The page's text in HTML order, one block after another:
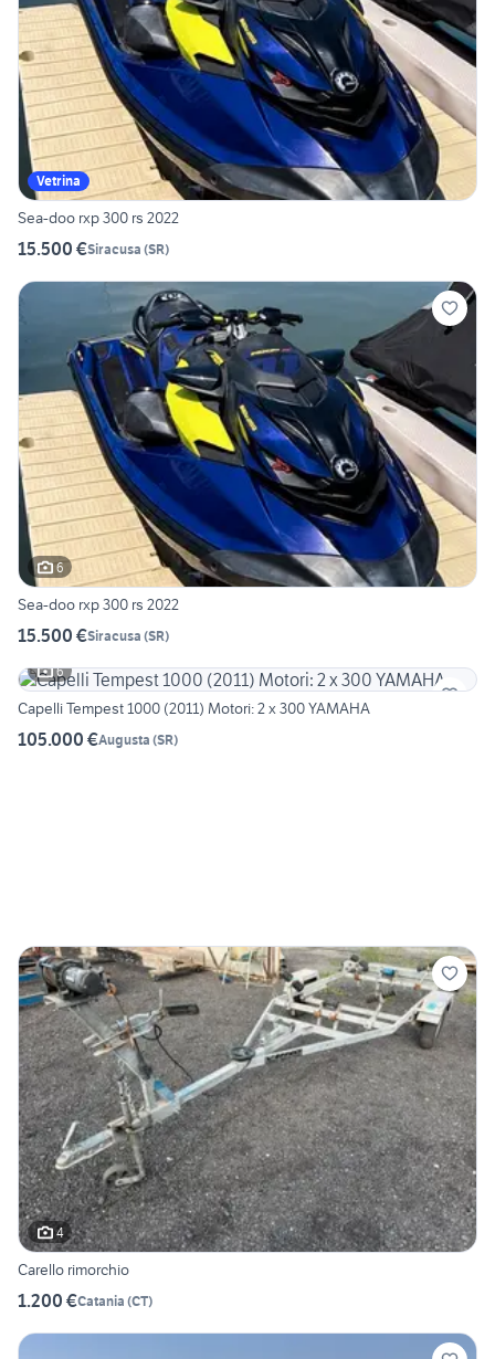
Vetrina
Sea-doo rxp 300 rs 2022
15.500 €Siracusa (SR)
6
Sea-doo rxp 300 rs 2022
15.500 €Siracusa (SR)
6
Capelli Tempest 1000 (2011) Motori: 2 x 300 YAMAHA
105.000 €Augusta (SR)
4
Carello rimorchio
1.200 €Catania (CT)